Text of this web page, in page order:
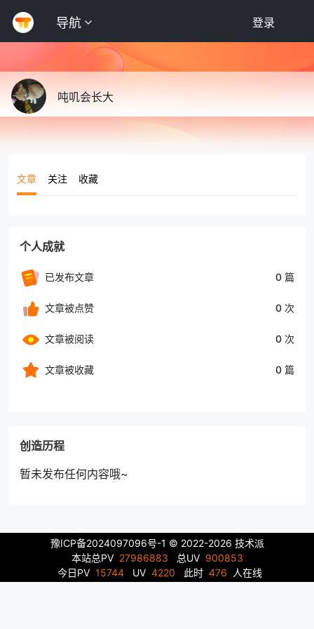
导航 登录
吨叽会长大
文章 关注 收藏
个人成就
已发布文章 0 篇
文章被点赞 0 次
文章被阅读 0 次
文章被收藏 0 篇
创造历程
暂未发布任何内容哦~
豫ICP备2024097096号-1 © 2022-2026 技术派
本站总PV 27986883 总UV 900853
今日PV 15744 UV 4220 此时 476 人在线